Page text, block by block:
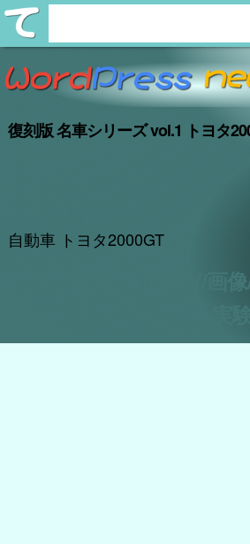
復刻版 名車シリーズ vol.1 トヨタ
自動車 トヨタ2000GT
アフィリエイト/CSV/画
e
a
c